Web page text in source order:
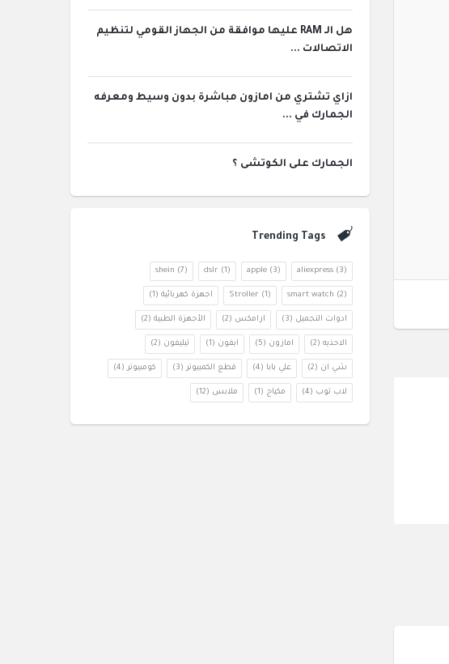
هل الـ RAM عليها موافقة من الجهاز القومي لتنظيم
الاتصالات ...
ازاي تشتري من امازون مباشرة بدون وسيط ومعرفه
الجمارك في ...
الجمارك على الكوتشى ؟
Trending Tags
aliexpress(3)
apple(3)
dslr (1)
shein (7)
smart watch (2)
Stroller (1) اجهزة كهربائية (1)
ادوات التجميل (3) ارامكس (2) الأجهزة الطبية (2)
الاحذيه (2) امازون (5) ايفون (1) تيليفون (2)
شي ان (2) علي بابا (4) قطع الكمبيوتر (3) كومبيوتر (4)
لاب توب (4) مكياج (1) ملابس (12)